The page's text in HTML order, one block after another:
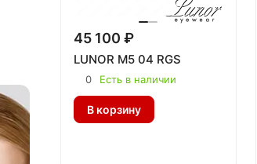
45 100 ₽
LUNOR M5 04 RGS
0 Есть в наличии
В корзину